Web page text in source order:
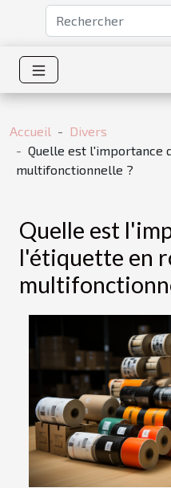
Accueil
Divers
Quelle est l'importance
multifonctionnelle ?
Quelle est
l'étiquette en